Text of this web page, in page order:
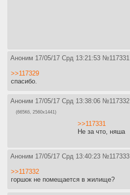
Аноним 17/05/17 Срд 13:21:53 №117331
>>117329
спасибо.
Аноним 17/05/17 Срд 13:38:06 №117332
(665Кб, 2560x1441)
>>117331
Не за что, няша
Аноним 17/05/17 Срд 13:40:23 №117333
>>117332
горшок не помещается в жилище?